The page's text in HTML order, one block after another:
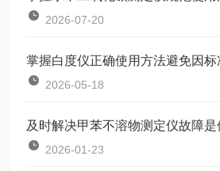
2026-07-20
2026-05-18
2026-01-23